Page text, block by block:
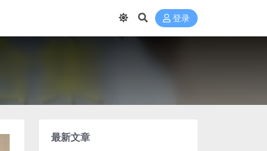
登录
最新文章